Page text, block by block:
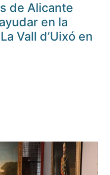
de Alicante
en la
Vall d’Uixó en